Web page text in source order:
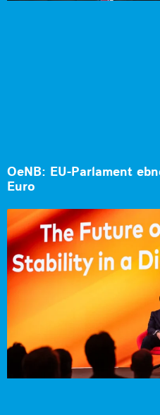
OeNB: EU-Parlament
Euro